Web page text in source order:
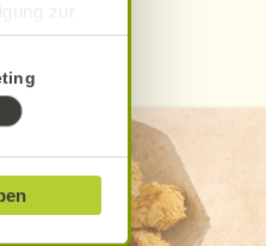
zur
unserer